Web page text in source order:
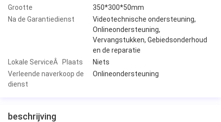
Grootte
350*300*50mm
Na de Garantiedienst
Videotechnische ondersteuning,
Onlineondersteuning,
Vervangstukken, Gebiedsonderhoud
en de reparatie
Lokale ServiceÂ Plaats
Niets
Verleende naverkoop de
dienst
Onlineondersteuning
beschrijving